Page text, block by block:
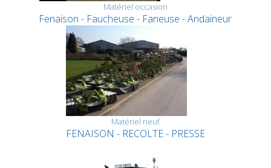
Matériel occasion
Fenaison - Faucheuse - Faneuse - Andaineur
Matériel neuf
FENAISON - RECOLTE - PRESSE